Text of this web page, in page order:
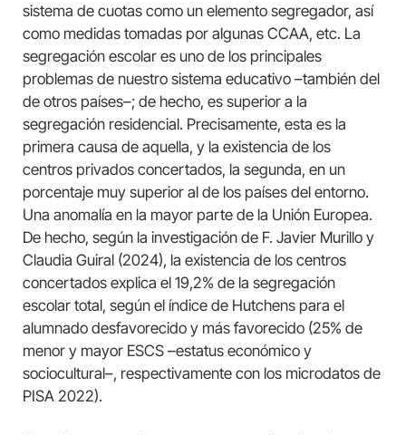
sistema de cuotas como un elemento segregador, así
como medidas tomadas por algunas CCAA, etc. La
segregación escolar es uno de los principales
problemas de nuestro sistema educativo –también del
de otros países–; de hecho, es superior a la
segregación residencial. Precisamente, esta es la
primera causa de aquella, y la existencia de los
centros privados concertados, la segunda, en un
porcentaje muy superior al de los países del entorno.
Una anomalía en la mayor parte de la Unión Europea.
De hecho, según la investigación de F. Javier Murillo y
Claudia Guiral (2024), la existencia de los centros
concertados explica el 19,2% de la segregación
escolar total, según el índice de Hutchens para el
alumnado desfavorecido y más favorecido (25% de
menor y mayor ESCS –estatus económico y
sociocultural–, respectivamente con los microdatos de
PISA 2022).